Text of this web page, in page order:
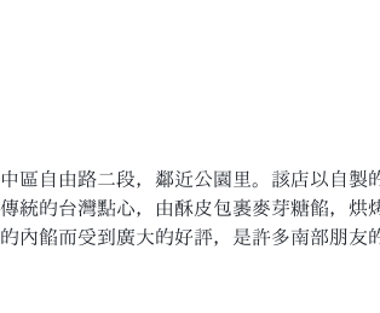
區自由路二段，鄰近公園里。該店以自製
統的台灣點心，由酥皮包裹麥芽糖餡，烘
內餡而受到廣大的好評，是許多南部朋友